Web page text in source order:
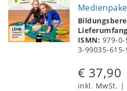
ISMN: 979-
3-99035-615-
€ 37,90
inkl. MwSt. |